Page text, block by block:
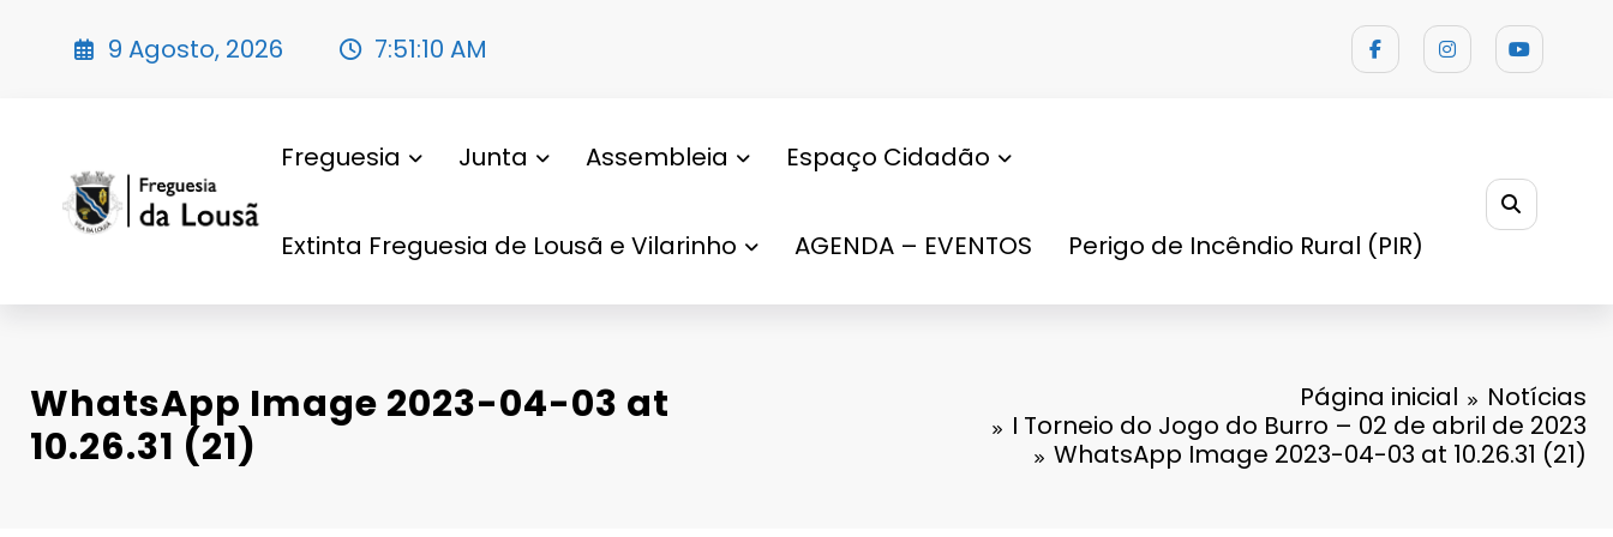
9 Agosto, 2026 7:51:11 AM
Freguesia Junta Assembleia Espaço Cidadão
Extinta Freguesia de Lousã e Vilarinho AGENDA – EVENTOS Perigo de Incêndio Rural (PIR)
WhatsApp Image 2023-04-03 at
10.26.31 (21)
Página inicial
Notícias
I Torneio do Jogo do Burro – 02 de abril de 2023
WhatsApp Image 2023-04-03 at 10.26.31 (21)